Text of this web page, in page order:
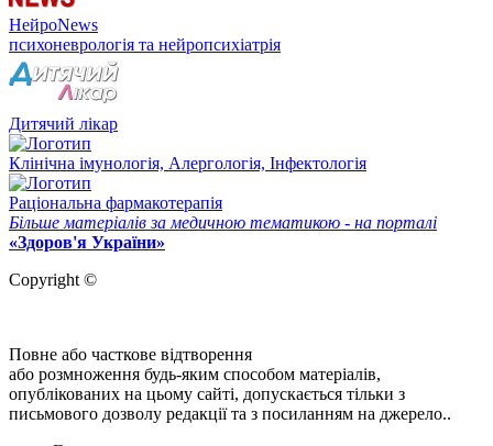
НейроNews
психоневрологія та нейропсихіатрія
Дитячий лікар
Клінічна імунологія, Алергологія, Інфектологія
Раціональна фармакотерапія
Більше матеріалів за медичною тематикою - на порталі
«Здоров'я України»
Copyright ©
Повне або часткове відтворення
або розмноження будь-яким способом матеріалів,
опублікованих на цьому сайті, допускається тільки з
письмового дозволу редакції та з посиланням на джерело..